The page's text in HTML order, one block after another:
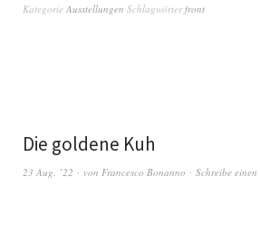
Kategorie Ausstellungen Schlagwörterfront
Die goldene Kuh
23 Aug. ’22 von Francesco Bonanno Schreibe